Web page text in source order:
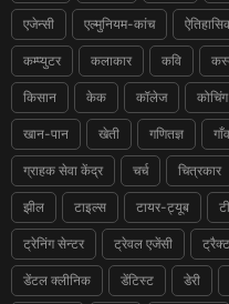
एजेन्सी एल्मुनियम-कांच
कम्प्युटर कलाकार कवि
किसान केक कॉलेज
खान-पान खेती गणितज्ञ गाँव
ग्राहक सेवा केंद्र चर्च चित्रकार
झील टाइल्स टायर-ट्यूब
ट्रेनिंग सेन्टर ट्रेवल एजेंसी
डेंटल क्लीनिक डेंटिस्ट डेरी